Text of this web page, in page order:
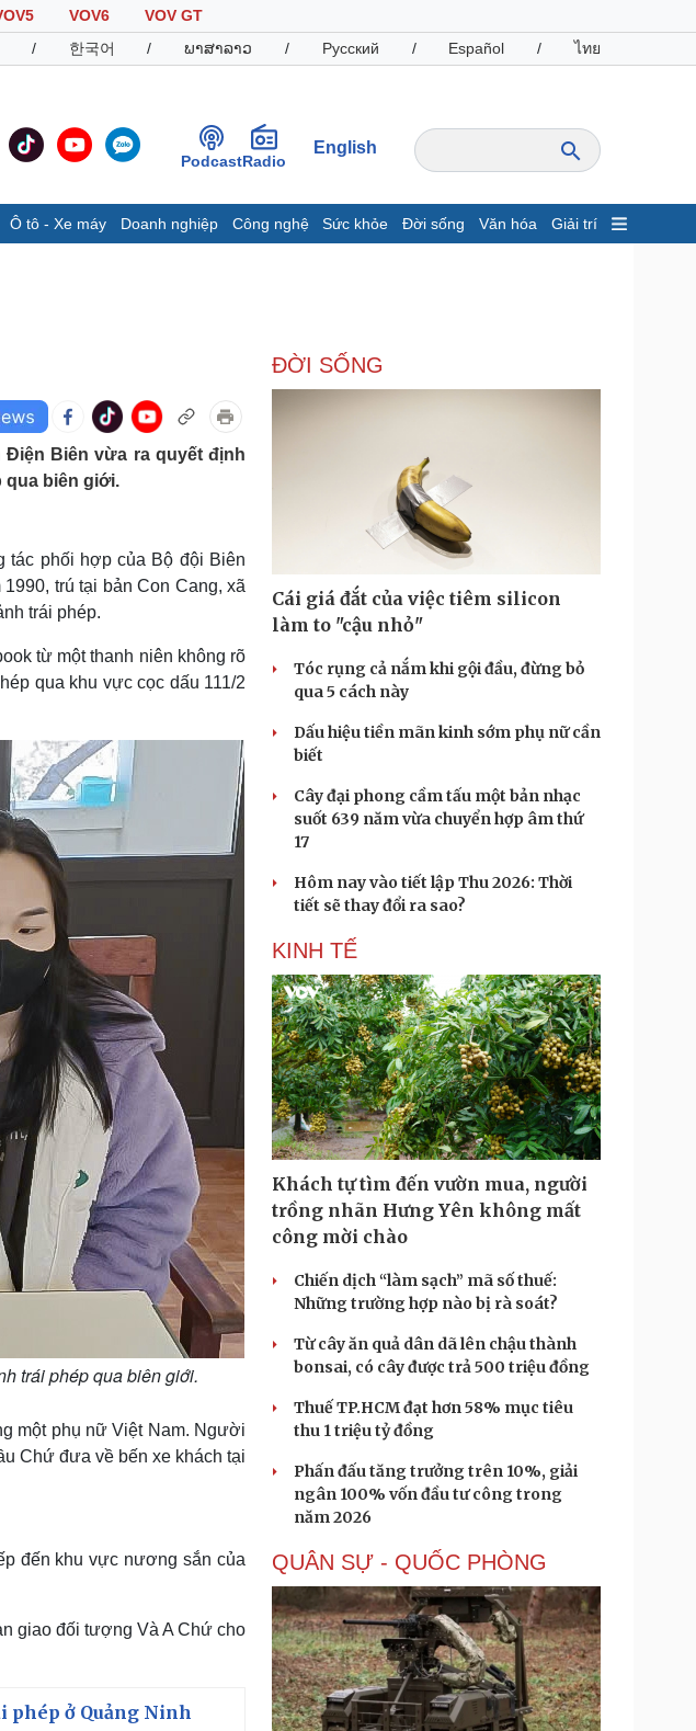
VOV6
VOV GT
/ 한국어 / ພາສາລາວ / Русский / Español / ไทย
PodcastRadio
English
Ô tô - Xe máy Doanh nghiệp Công nghệ Sức khỏe Đời sống Văn hóa Giải trí
Giá cà phê
- Xe máy
Doanh nghiệp
Vì cộng đồng
Sành điệu
Tin Công nghệ
Trải nghiệm
Chuyển đổi số
trí
trang
Việt
Săn Tour
check-in
Podcast
Đọc truyện đêm khuya
Hạt giống tâm hồn
Điện Biên vừa ra quyết định
qua biên giới.
tác phối hợp của Bộ đội Biên
trú tại bản Con Cang, xã
trái phép.
từ một thanh niên không rõ
qua khu vực cọc dấu 111/2
trái phép qua biên giới.
một phụ nữ Việt Nam. Người
Chứ đưa về bến xe khách tại
đến khu vực nương sắn của
giao đối tượng Và A Chứ cho
phép ở Quảng Ninh
ĐỜI SỐNG
Cái giá đắt của việc tiêm silicon
làm to "cậu nhỏ"
Tóc rụng cả nắm khi gội đầu, đừng bỏ
qua 5 cách này
Dấu hiệu tiền mãn kinh sớm phụ nữ cần
biết
Cây đại phong cầm tấu một bản nhạc
suốt 639 năm vừa chuyển hợp âm thứ
17
Hôm nay vào tiết lập Thu 2026: Thời
tiết sẽ thay đổi ra sao?
KINH TẾ
Khách tự tìm đến vườn mua, người
trồng nhãn Hưng Yên không mất
công mời chào
Chiến dịch “làm sạch” mã số thuế:
Những trường hợp nào bị rà soát?
Từ cây ăn quả dân dã lên chậu thành
bonsai, có cây được trả 500 triệu đồng
Thuế TP.HCM đạt hơn 58% mục tiêu
thu 1 triệu tỷ đồng
Phấn đấu tăng trưởng trên 10%, giải
ngân 100% vốn đầu tư công trong
năm 2026
QUÂN SỰ - QUỐC PHÒNG